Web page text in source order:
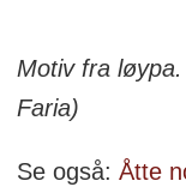
Motiv fra
Faria)
Se også: Åtte